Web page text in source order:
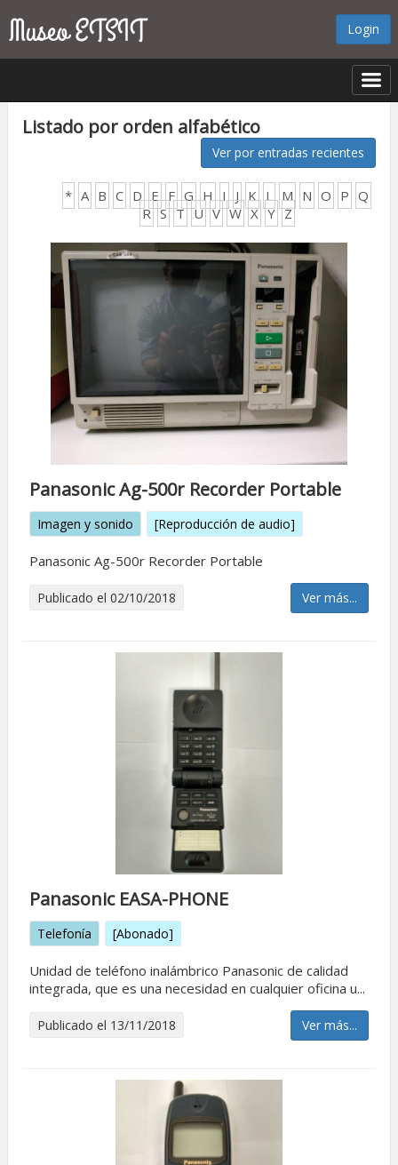
Login
Listado por orden alfabético
Ver por entradas recientes
* A B C D E F G H I J K L M N O P Q
R S T U V W X Y Z
Panasonic Ag-500r Recorder Portable
Imagen y sonido [Reproducción de audio]
Panasonic Ag-500r Recorder Portable
Publicado el 02/10/2018 Ver más...
Panasonic EASA-PHONE
Telefonía [Abonado]
Unidad de teléfono inalámbrico Panasonic de calidad
integrada, que es una necesidad en cualquier oficina u...
Publicado el 13/11/2018 Ver más...